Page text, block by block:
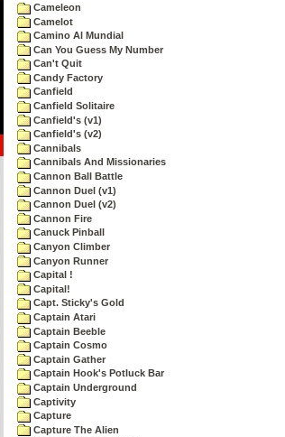
Cameleon
Camelot
Camino Al Mundial
Can You Guess My Number
Can't Quit
Candy Factory
Canfield
Canfield Solitaire
Canfield's (v1)
Canfield's (v2)
Cannibals
Cannibals And Missionaries
Cannon Ball Battle
Cannon Duel (v1)
Cannon Duel (v2)
Cannon Fire
Canuck Pinball
Canyon Climber
Canyon Runner
Capital !
Capital!
Capt. Sticky's Gold
Captain Atari
Captain Beeble
Captain Cosmo
Captain Gather
Captain Hook's Potluck Bar
Captain Underground
Captivity
Capture
Capture The Alien